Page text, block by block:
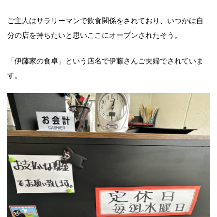
ご主人はサラリーマンで飲食関係をされており、いつかは自
分の店を持ちたいと思いここにオープンされたそう。
「伊藤家の食卓」という店名で伊藤さんご夫婦でされていま
す。